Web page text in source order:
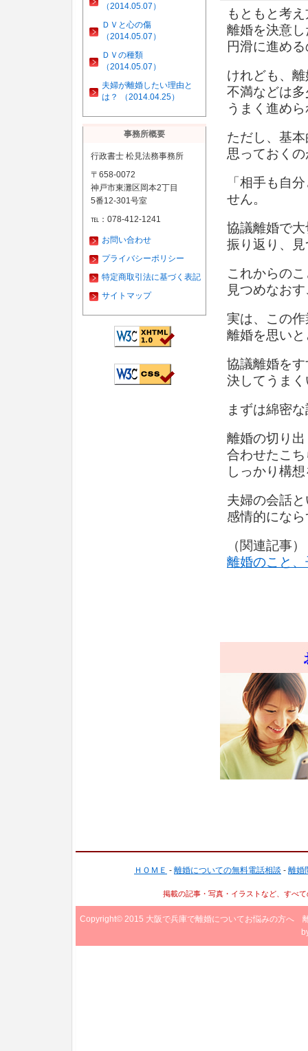
もともと考
離婚を決意
円滑に進め
けれども、
不満などは
うまく進め
ただし、基
思っておく
「相手も自
せん。
協議離婚で
振り返り、
これからの
見つめなお
実は、この
離婚を思い
協議離婚を
決してうま
まずは綿密
離婚の切り
合わせたこ
しっかり構
夫婦の会話
感情的にな
（関連記事）
離婚のこと
（2014.05.07）
ＤＶと心の傷
（2014.05.07）
ＤＶの種類
（2014.05.07）
夫婦が離婚したい理由と
は？ （2014.04.25）
事務所概要
行政書士 松見法務事務所
〒658-0072
神戸市東灘区岡本2丁目
5番12-301号室
℡：078-412-1241
お問い合わせ
プライバシーポリシー
特定商取引法に基づく表記
サイトマップ
ＨＯＭＥ - 離婚についての無料電話相談 - 離婚
掲載の記事・写真・イラストなど、すべ
Copyright© 2015 大阪で兵庫で離婚についてお悩みの方へ